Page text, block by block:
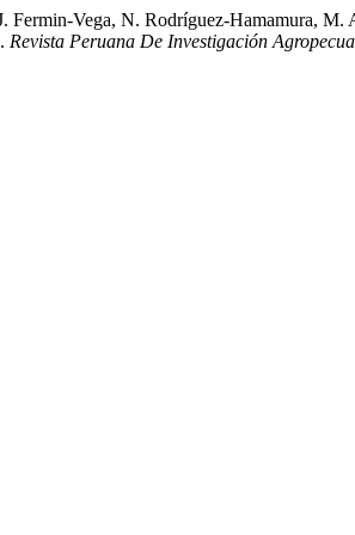
Vega, N. Rodríguez-Hamamura,
Revista Peruana De Investigación